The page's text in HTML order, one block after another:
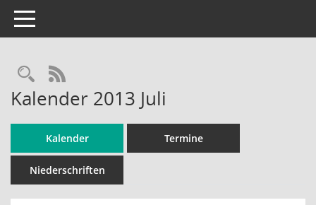
Toggle navigation
Rechercheauswahl
RSS-Feed
Kalender 2013 Juli
Kalender Termine
Niederschriften